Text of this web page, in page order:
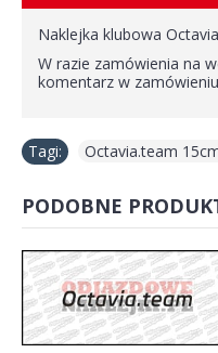
Naklejka klubowa
W razie zamówienia na
komentarz w zamówieniu
Tagi: Octavia.team
PODOBNE